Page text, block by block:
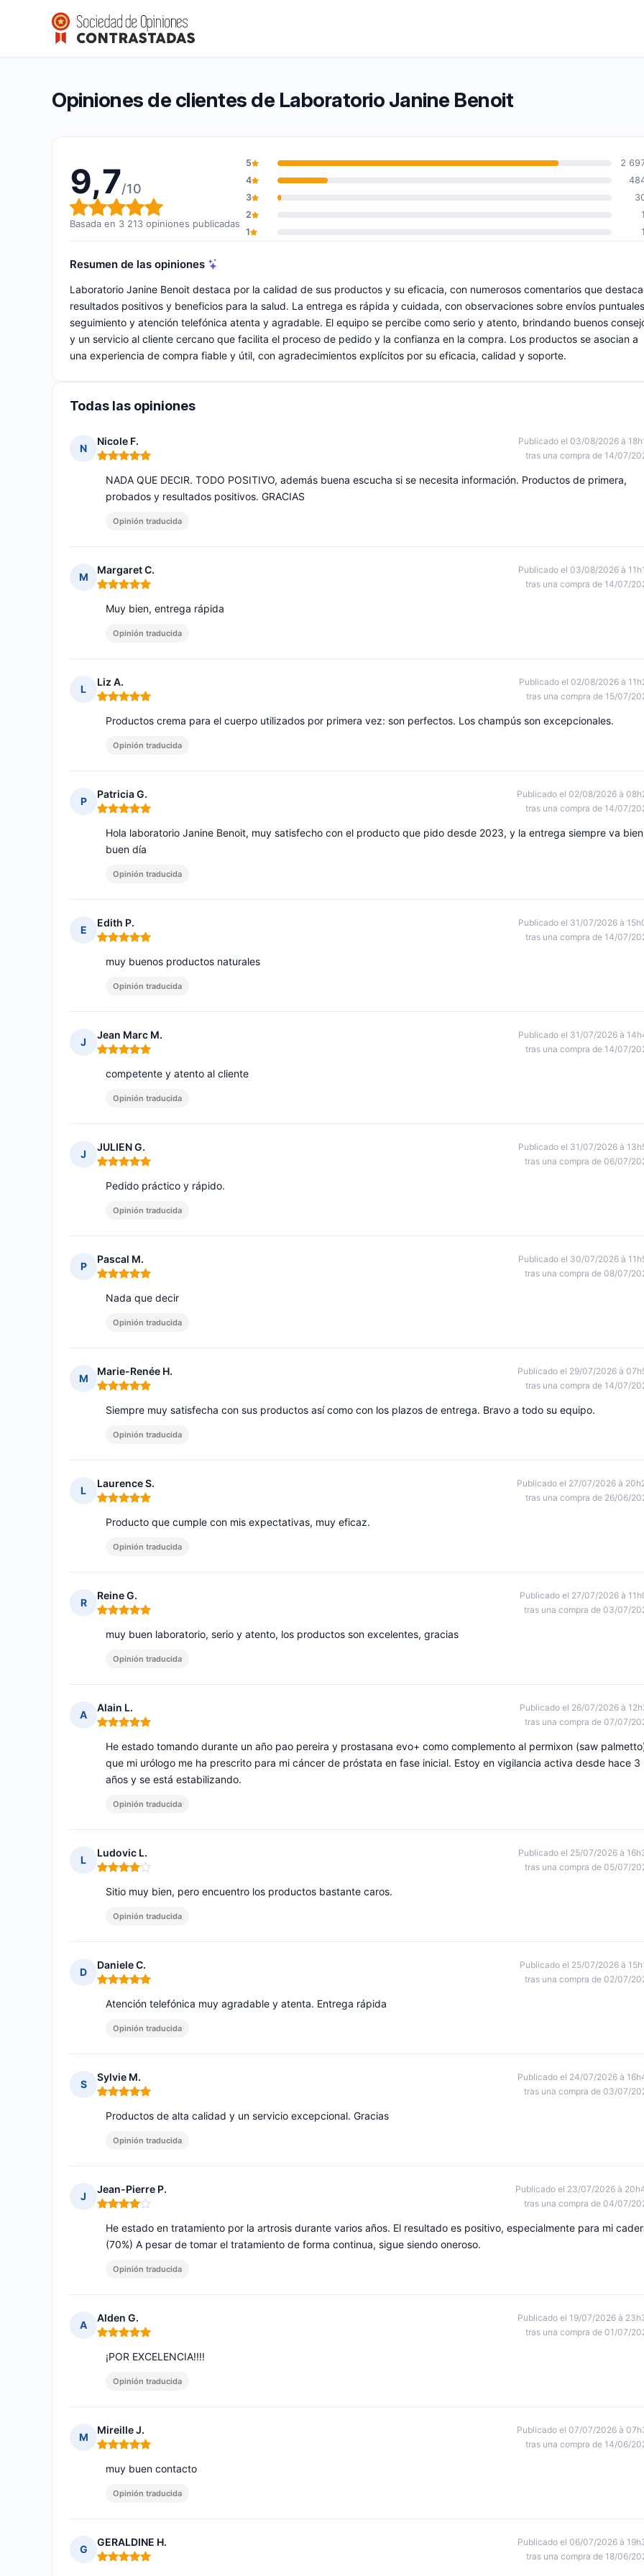
Laboratorio Janine Benoit
Calificación global: 9,7 de 10
9,7/10(3 213 opiniones)
Opiniones de clientes de Laboratorio Janine Benoit
9,7/10
Calificación global: 9,7 de 10
Basada en 3 213 opiniones publicadas
5
2
4
3
2
1
1
1
Resumen de las opiniones
Laboratorio Janine Benoit destaca por la calidad de sus productos y su eficacia, con numerosos comentarios que
resultados positivos y beneficios para la salud. La entrega es rápida y cuidada, con observaciones sobre envíos
seguimiento y atención telefónica atenta y agradable. El equipo se percibe como serio y atento, brindando buenos
y un servicio al cliente cercano que facilita el proceso de pedido y la confianza en la compra. Los productos se asocian a
una experiencia de compra fiable y útil, con agradecimientos explícitos por su eficacia, calidad y soporte.
Todas las opiniones
N
Nicole F.
Nota: 5 de 5
Publicado el 03/08/2026 à
tras una compra de 14/07/
NADA QUE DECIR. TODO POSITIVO, además buena escucha si se necesita información. Productos de primera,
probados y resultados positivos. GRACIAS
Opinión traducida
M
Margaret C.
Nota: 5 de 5
Publicado el 03/08/2026 à
tras una compra de 14/07/
Muy bien, entrega rápida
Opinión traducida
L
Liz A.
Nota: 5 de 5
Publicado el 02/08/2026 à
tras una compra de 15/07/
Productos crema para el cuerpo utilizados por primera vez: son perfectos. Los champús son excepcionales.
Opinión traducida
P
Patricia G.
Nota: 5 de 5
Publicado el 02/08/2026 à
tras una compra de 14/07/
Hola laboratorio Janine Benoit, muy satisfecho con el producto que pido desde 2023, y la entrega siempre va
buen día
Opinión traducida
E
Edith P.
Nota: 5 de 5
Publicado el 31/07/2026 à
tras una compra de 14/07/
muy buenos productos naturales
Opinión traducida
J
Jean Marc M.
Nota: 5 de 5
Publicado el 31/07/2026 à
tras una compra de 14/07/
competente y atento al cliente
Opinión traducida
J
JULIEN G.
Nota: 5 de 5
Publicado el 31/07/2026 à
tras una compra de 06/07/
Pedido práctico y rápido.
Opinión traducida
P
Pascal M.
Nota: 5 de 5
Publicado el 30/07/2026 à
tras una compra de 08/07/
Nada que decir
Opinión traducida
M
Marie-Renée H.
Nota: 5 de 5
Publicado el 29/07/2026 à
tras una compra de 14/07/
Siempre muy satisfecha con sus productos así como con los plazos de entrega. Bravo a todo su equipo.
Opinión traducida
L
Laurence S.
Nota: 5 de 5
Publicado el 27/07/2026 à
tras una compra de 26/06/
Producto que cumple con mis expectativas, muy eficaz.
Opinión traducida
R
Reine G.
Nota: 5 de 5
Publicado el 27/07/2026 à
tras una compra de 03/07/
muy buen laboratorio, serio y atento, los productos son excelentes, gracias
Opinión traducida
A
Alain L.
Nota: 5 de 5
Publicado el 26/07/2026 à
tras una compra de 07/07/
He estado tomando durante un año pao pereira y prostasana evo+ como complemento al permixon (saw
que mi urólogo me ha prescrito para mi cáncer de próstata en fase inicial. Estoy en vigilancia activa desde hace 3
años y se está estabilizando.
Opinión traducida
L
Ludovic L.
Nota: 4 de 5
Publicado el 25/07/2026 à
tras una compra de 05/07/
Sitio muy bien, pero encuentro los productos bastante caros.
Opinión traducida
D
Daniele C.
Nota: 5 de 5
Publicado el 25/07/2026 à
tras una compra de 02/07/
Atención telefónica muy agradable y atenta. Entrega rápida
Opinión traducida
S
Sylvie M.
Nota: 5 de 5
Publicado el 24/07/2026 à
tras una compra de 03/07/
Productos de alta calidad y un servicio excepcional. Gracias
Opinión traducida
J
Jean-Pierre P.
Nota: 4 de 5
Publicado el 23/07/2026 à
tras una compra de 04/07/
He estado en tratamiento por la artrosis durante varios años. El resultado es positivo, especialmente para mi
(70%) A pesar de tomar el tratamiento de forma continua, sigue siendo oneroso.
Opinión traducida
A
Alden G.
Nota: 5 de 5
Publicado el 19/07/2026 à
tras una compra de 01/07/
¡POR EXCELENCIA!!!!
Opinión traducida
M
Mireille J.
Nota: 5 de 5
Publicado el 07/07/2026 à
tras una compra de 14/06/
muy buen contacto
Opinión traducida
G
GERALDINE H.
Nota: 5 de 5
Publicado el 06/07/2026 à
tras una compra de 18/06/